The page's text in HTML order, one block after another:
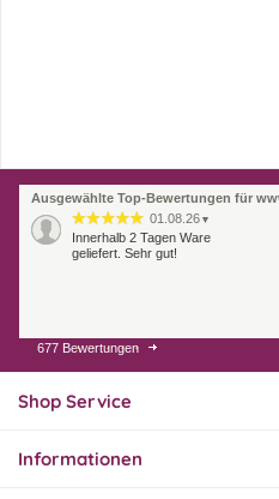
Ausgewählte Top-Bewertungen für
01.08.26 ▼
Innerhalb 2 Tagen Ware
geliefert. Sehr gut!
31.07.26
Super schnelle Lieferung,
hervorragend. Gerne
677 Bewertungen
Shop Service
Informationen